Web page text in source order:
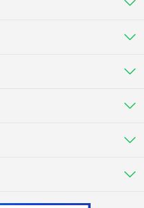
バイト・アルバイト・パート
ど）
の他畜産
ビニールハウスで多様な野菜の生産
専門職（獣医師･人工授精師･
･IT